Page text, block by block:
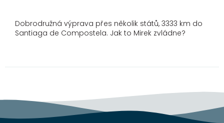
Dobrodružná výprava přes několik států, 3333 km do
Santiaga de Compostela. Jak to Mirek zvládne?